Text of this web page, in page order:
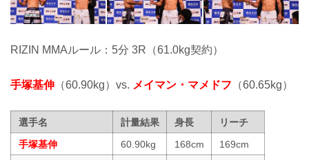
RIZIN MMAルール：5分 3R（61.0kg契約）
手塚基伸 （60.90kg）vs. メイマン・マメドフ （60.65kg）
選手名 計量結果 身長
リーチ
手塚基伸
60.90kg 168cm
169cm